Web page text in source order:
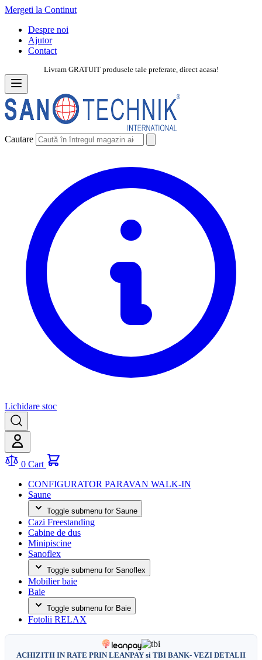
Mergeti la Continut
Despre noi
Ajutor
Contact
Livram GRATUIT produsele tale preferate, direct acasa!
Cautare
Lichidare stoc
0 Cart
CONFIGURATOR PARAVAN WALK-IN
Saune
Toggle submenu for Saune
Cazi Freestanding
Cabine de dus
Minipiscine
Sanoflex
Toggle submenu for Sanoflex
Mobilier baie
Baie
Toggle submenu for Baie
Fotolii RELAX
ACHIZITII IN RATE PRIN LEANPAY si TBI BANK- VEZI DETALII